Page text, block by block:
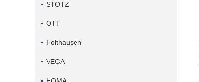
STOTZ
OTT
Holthausen
VEGA